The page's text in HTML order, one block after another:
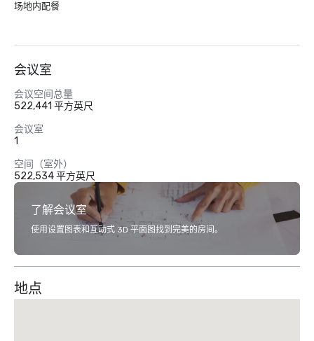
场地内配餐
会议室
会议空间总量
522,441 平方英尺
会议室
1
空间（室外）
522,534 平方英尺
了解会议室
使用设置图表和互动式 3D 平面图找到完美的房间。
地点